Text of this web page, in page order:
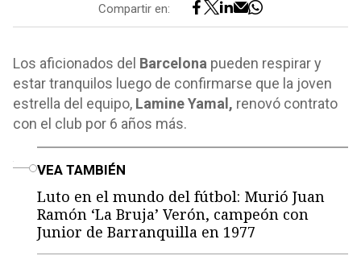
Compartir en:
Los aficionados del Barcelona pueden respirar y
estar tranquilos luego de confirmarse que la joven
estrella del equipo, Lamine Yamal, renovó contrato
con el club por 6 años más.
VEA TAMBIÉN
Luto en el mundo del fútbol: Murió Juan
Ramón ‘La Bruja’ Verón, campeón con
Junior de Barranquilla en 1977